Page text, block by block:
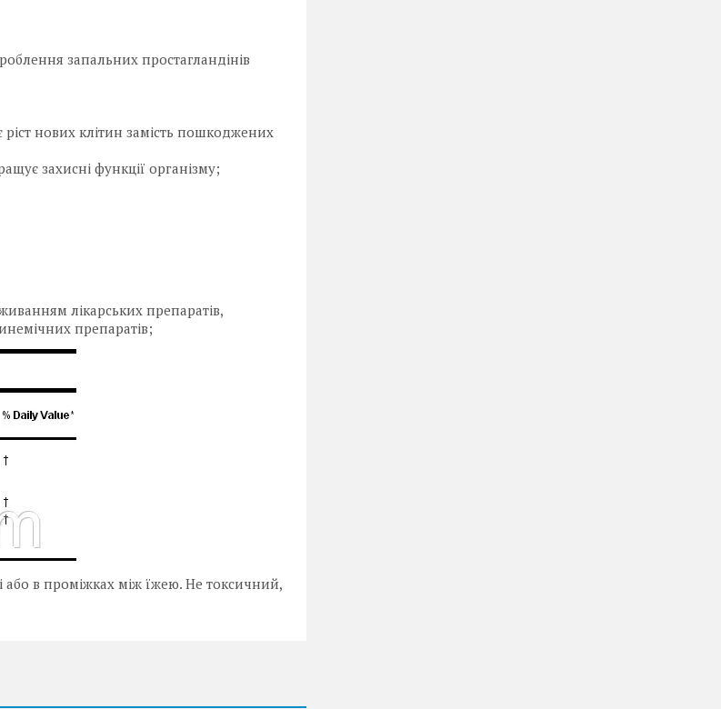
запальних простагландінів
нових клітин замість пошкоджених
захисні функції організму;
лікарських препаратів,
препаратів;
або в проміжках між їжею. Не токсичний,